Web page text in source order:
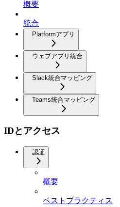
概要
統合
Platformアプリ
ウェブアプリ統合
Slack統合マッピング
Teams統合マッピング
IDとアクセス
認証
概要
ベストプラクティス